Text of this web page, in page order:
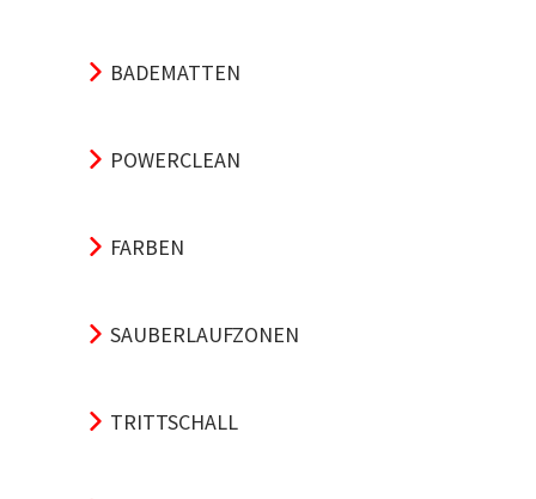
BADEMATTEN
POWERCLEAN
FARBEN
SAUBERLAUFZONEN
TRITTSCHALL